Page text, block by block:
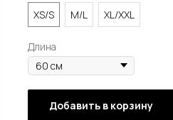
XS/S
M/L XL/XXL
Длина
Добавить в корзину